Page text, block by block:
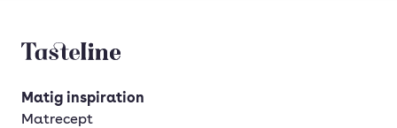
Tasteline startsida
Matig inspiration
Matrecept